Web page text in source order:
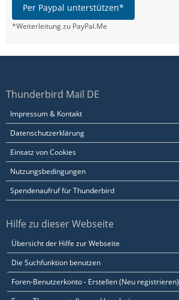
Per Paypal unterstützen*
*Weiterleitung zu PayPal.Me
Thunderbird Mail DE
Impressum & Kontakt
Datenschutzerklärung
Einsatz von Cookies
Nutzungsbedingungen
Spendenaufruf für Thunderbird
Hilfe zu dieser Webseite
Übersicht der Hilfe zur Webseite
Die Suchfunktion benutzen
Foren-Benutzerkonto - Erstellen (Neu registrieren)